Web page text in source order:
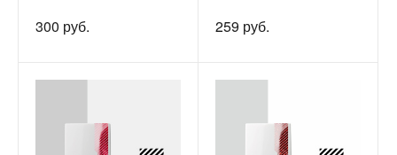
300 руб. 259 руб.